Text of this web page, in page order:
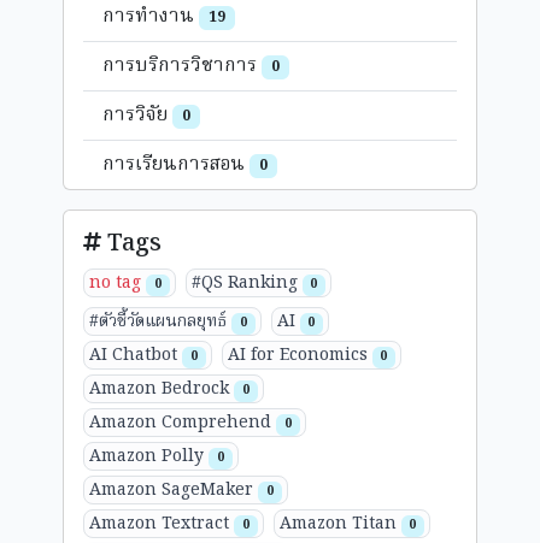
การทำงาน 19
การบริการวิชาการ 0
การวิจัย 0
การเรียนการสอน 0
Tags
no tag 0 #QS Ranking 0
#ตัวชี้วัดแผนกลยุทธ์ 0 AI 0
AI Chatbot 0 AI for Economics 0
Amazon Bedrock 0
Amazon Comprehend 0
Amazon Polly 0
Amazon SageMaker 0
Amazon Textract 0 Amazon Titan 0